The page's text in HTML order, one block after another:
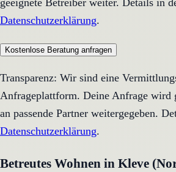
geeignete Betreiber weiter. Details in
Datenschutzerklärung.
Kostenlose Beratung anfragen
Transparenz: Wir sind eine
Anfrageplattform. Deine Anfrage wird
an passende Partner weitergegeben.
Datenschutzerklärung.
Betreutes Wohnen in Kleve